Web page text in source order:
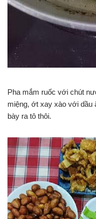
Pha mắm ruốc với chút
miệng, ớt xay xào với dầu
bày ra tô thôi.